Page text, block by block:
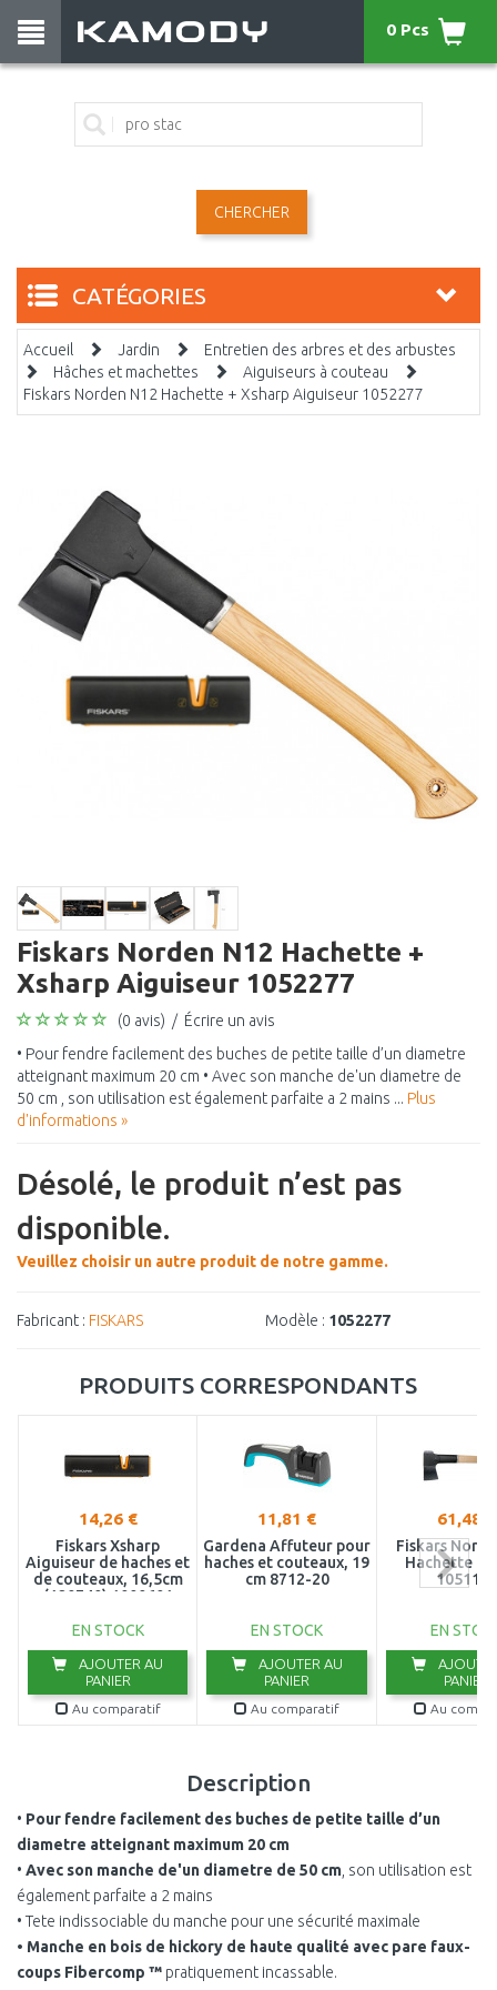
CHERCHER
0 Pcs
CATÉGORIES
Accueil Jardin
Entretien des arbres et des arbustes
Hâches et machettes
Aiguiseurs à couteau
Fiskars Norden N12 Hachette + Xsharp Aiguiseur 1052277
Fiskars Norden N12 Hachette +
Xsharp Aiguiseur 1052277
(0 avis) / Écrire un avis
• Pour fendre facilement des buches de petite taille d’un diametre
atteignant maximum 20 cm • Avec son manche de'un diametre de
50 cm , son utilisation est également parfaite a 2 mains ... Plus
d'informations »
Désolé, le produit n’est pas
disponible.
Veuillez choisir un autre produit de notre gamme.
Fabricant : FISKARS Modèle : 1052277
PRODUITS CORRESPONDANTS
14,26 €
Fiskars Xsharp
Aiguiseur de haches et
de couteaux, 16,5cm
(120740) 1000601
EN STOCK
AJOUTER AU
PANIER
Au comparatif
11,81 €
Gardena Affuteur pour
haches et couteaux, 19
cm 8712-20
EN STOCK
AJOUTER AU
PANIER
Au comparatif
61,48 €
Fiskars
Hachette
1051143
EN
PANIER
Au
Description
• Pour fendre facilement des buches de petite taille d’un
diametre atteignant maximum 20 cm
• Avec son manche de'un diametre de 50 cm , son utilisation est
également parfaite a 2 mains
• Tete indissociable du manche pour une sécurité maximale
• Manche en bois de hickory de haute qualité avec pare faux-
coups Fibercomp ™ pratiquement incassable.